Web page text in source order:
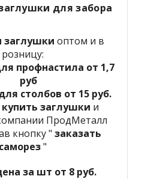
для забора
заглушки оптом и в
розницу:
профнастила от 1,7
руб
столбов от 15 руб.
купить заглушки и
ПродМеталл
кнопку " заказать
саморез"
за шт от 8 руб.